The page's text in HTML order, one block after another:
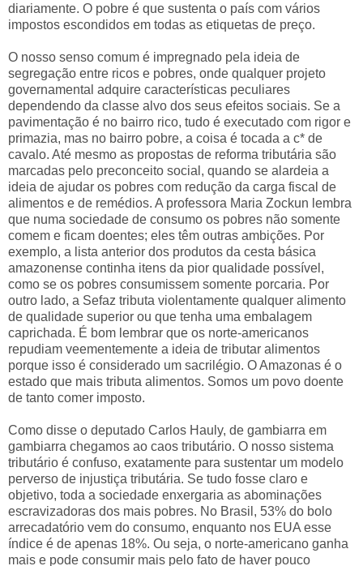
diariamente. O pobre é que sustenta o país com vários
impostos escondidos em todas as etiquetas de preço.
O nosso senso comum é impregnado pela ideia de
segregação entre ricos e pobres, onde qualquer projeto
governamental adquire características peculiares
dependendo da classe alvo dos seus efeitos sociais. Se a
pavimentação é no bairro rico, tudo é executado com rigor e
primazia, mas no bairro pobre, a coisa é tocada a c* de
cavalo. Até mesmo as propostas de reforma tributária são
marcadas pelo preconceito social, quando se alardeia a
ideia de ajudar os pobres com redução da carga fiscal de
alimentos e de remédios. A professora Maria Zockun lembra
que numa sociedade de consumo os pobres não somente
comem e ficam doentes; eles têm outras ambições. Por
exemplo, a lista anterior dos produtos da cesta básica
amazonense continha itens da pior qualidade possível,
como se os pobres consumissem somente porcaria. Por
outro lado, a Sefaz tributa violentamente qualquer alimento
de qualidade superior ou que tenha uma embalagem
caprichada. É bom lembrar que os norte-americanos
repudiam veementemente a ideia de tributar alimentos
porque isso é considerado um sacrilégio. O Amazonas é o
estado que mais tributa alimentos. Somos um povo doente
de tanto comer imposto.
Como disse o deputado Carlos Hauly, de gambiarra em
gambiarra chegamos ao caos tributário. O nosso sistema
tributário é confuso, exatamente para sustentar um modelo
perverso de injustiça tributária. Se tudo fosse claro e
objetivo, toda a sociedade enxergaria as abominações
escravizadoras dos mais pobres. No Brasil, 53% do bolo
arrecadatório vem do consumo, enquanto nos EUA esse
índice é de apenas 18%. Ou seja, o norte-americano ganha
mais e pode consumir mais pelo fato de haver pouco